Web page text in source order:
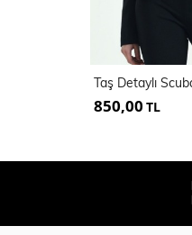
850,00 TL